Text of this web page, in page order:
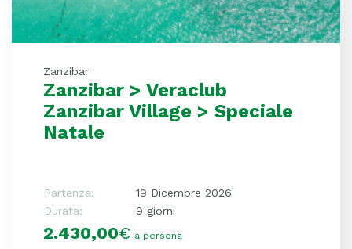
Zanzibar
Zanzibar > Veraclub
Zanzibar Village > Speciale
Natale
Partenza:
19 Dicembre 2026
Durata:
9 giorni
2.430,00€ a persona